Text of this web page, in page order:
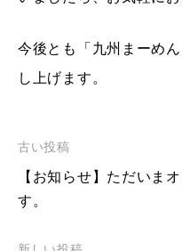
今後とも「九州まーめ
し上げます。
古い投稿
【お知らせ】ただいま
す。